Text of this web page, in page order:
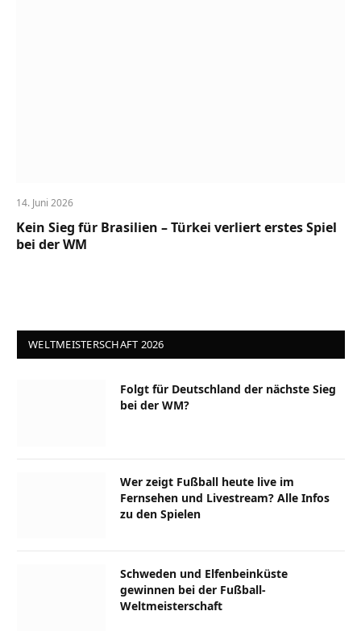
14. Juni 2026
Kein Sieg für Brasilien – Türkei verliert erstes Spiel
bei der WM
WELTMEISTERSCHAFT 2026
Folgt für Deutschland der nächste Sieg
bei der WM?
Wer zeigt Fußball heute live im
Fernsehen und Livestream? Alle Infos
zu den Spielen
Schweden und Elfenbeinküste
gewinnen bei der Fußball-
Weltmeisterschaft